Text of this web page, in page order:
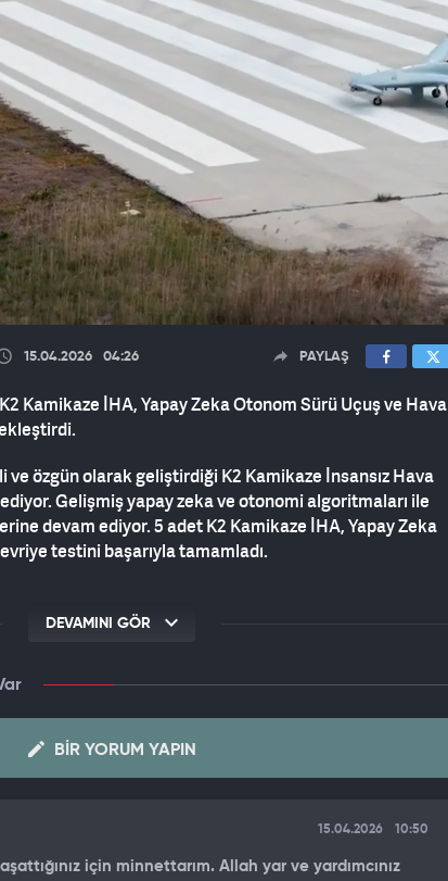
15.04.2026 04:26 PAYLAŞ
Kamikaze İHA, Yapay Zeka Otonom Sürü Uçuş ve Hava
ve özgün olarak geliştirdiği K2 Kamikaze İnsansız Hava
Gelişmiş yapay zeka ve otonomi algoritmaları ile
devam ediyor. 5 adet K2 Kamikaze İHA, Yapay Zeka
testini başarıyla tamamladı.
DEVAMINI GÖR
BIR YORUM YAPIN
15.04.2026 10:50
için minnettarım. Allah yar ve yardımcınız